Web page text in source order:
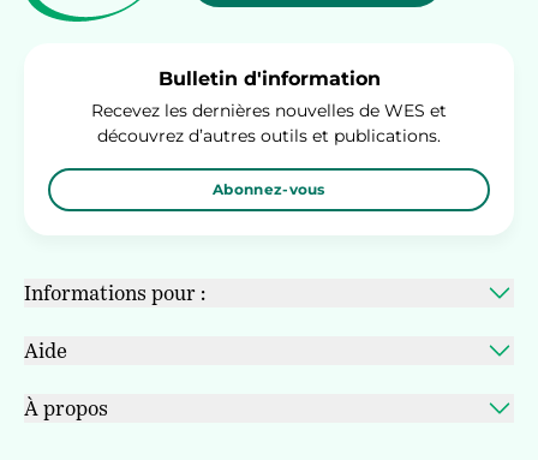
Bulletin d'information
Recevez les dernières nouvelles de WES et
découvrez d’autres outils et publications.
Abonnez-vous
Informations pour :
Aide
À propos